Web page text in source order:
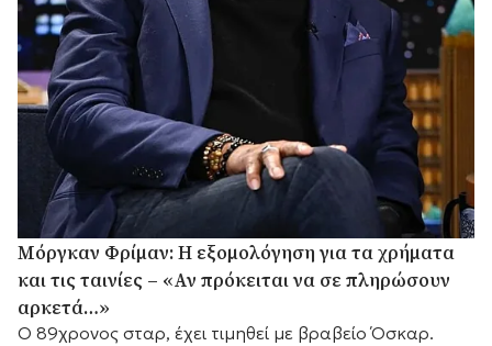
Μόργκαν Φρίμαν: Η εξομολόγηση για τα χρήματα
και τις ταινίες – «Αν πρόκειται να σε πληρώσουν
αρκετά…»
Ο 89χρονος σταρ, έχει τιμηθεί με βραβείο Όσκαρ.